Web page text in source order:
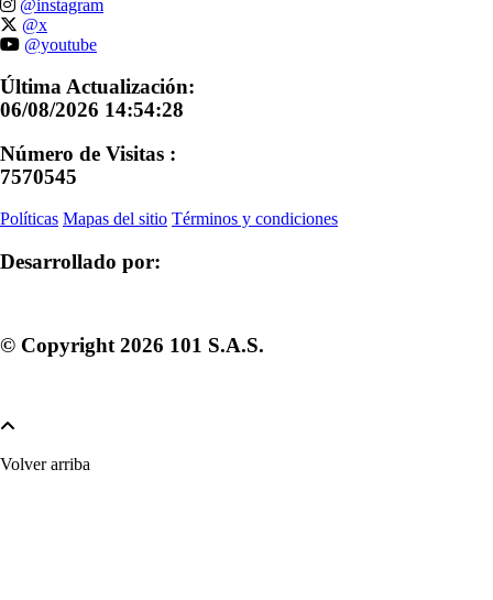
@instagram
@x
@youtube
Última Actualización:
06/08/2026 14:54:28
Número de Visitas :
7570545
Políticas Mapas del sitio Términos y condiciones
Desarrollado por:
© Copyright 2026 101 S.A.S.
Volver arriba